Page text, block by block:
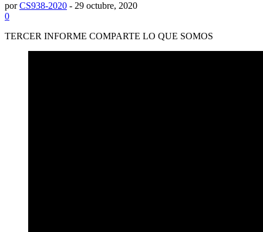
porCS938-2020 - 29 octubre, 2020
0
TERCER INFORME COMPARTE LO QUE SOMOS